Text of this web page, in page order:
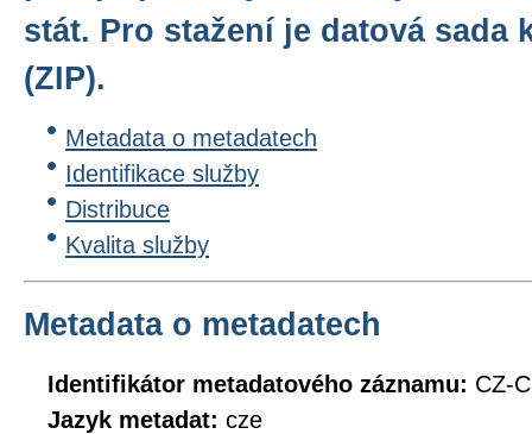
stát. Pro stažení je datová sada
(ZIP).
Metadata o metadatech
Identifikace služby
Distribuce
Kvalita služby
Metadata o metadatech
Identifikátor metadatového záznamu: CZ-
Jazyk metadat: cze